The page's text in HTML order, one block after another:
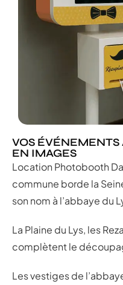
VOS
EN IMAGES
Location Photobooth
commune borde la
son nom à l’abbaye du
La Plaine du Lys, les
complètent le
Les vestiges de